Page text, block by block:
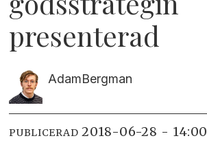
presenterad
AdamBergman
PUBLICERAD 2018-06-28 - 14:00